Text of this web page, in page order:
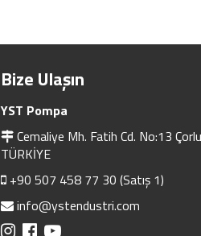
Bize Ulaşın
YST Pompa
Cemaliye Mh. Fatih Cd. No:13
TÜRKİYE
+90 507 458 77 30 (Satış 1)
info@ystendustri.com